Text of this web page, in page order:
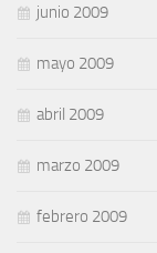
junio 2009
mayo 2009
abril 2009
marzo 2009
febrero 2009